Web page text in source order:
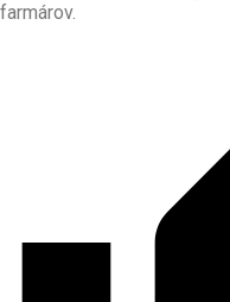
farmárov.